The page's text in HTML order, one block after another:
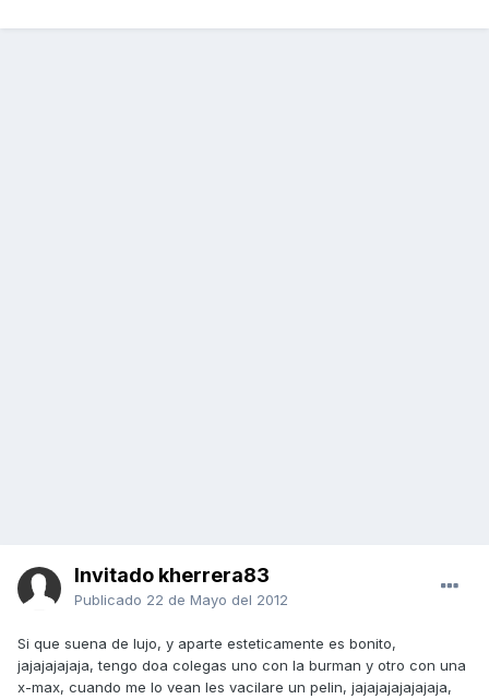
Invitado kherrera83
Publicado 22 de Mayo del 2012
Si que suena de lujo, y aparte esteticamente es bonito,
jajajajajaja, tengo doa colegas uno con la burman y otro con una
x-max, cuando me lo vean les vacilare un pelin, jajajajajajajaja,